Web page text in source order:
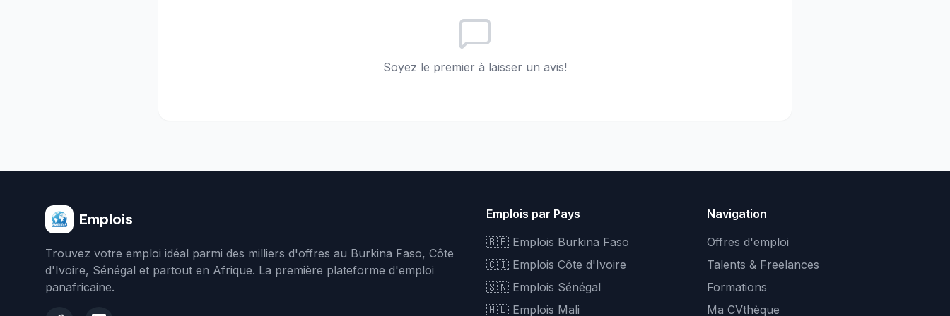
Soyez le premier à laisser un avis!
Emplois
Trouvez votre emploi idéal parmi des milliers d'offres au Burkina Faso, Côte
d'Ivoire, Sénégal et partout en Afrique. La première plateforme d'emploi
panafricaine.
Emplois par Pays
🇧🇫 Emplois Burkina Faso
🇨🇮 Emplois Côte d'Ivoire
🇸🇳 Emplois Sénégal
🇲🇱 Emplois Mali
Navigation
Offres d'emploi
Talents & Freelances
Formations
Ma CVthèque